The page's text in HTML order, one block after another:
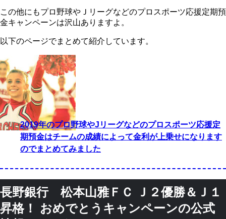
この他にもプロ野球やＪリーグなどのプロスポーツ応援定期預
金キャンペーンは沢山ありますよ。
以下のページでまとめて紹介しています。
2019年のプロ野球やJリーグなどのプロスポーツ応援定
期預金はチームの成績によって金利が上乗せになります
のでまとめてみました
長野銀行 松本山雅ＦＣ Ｊ２優勝＆Ｊ１
昇格！ おめでとうキャンペーンの公式